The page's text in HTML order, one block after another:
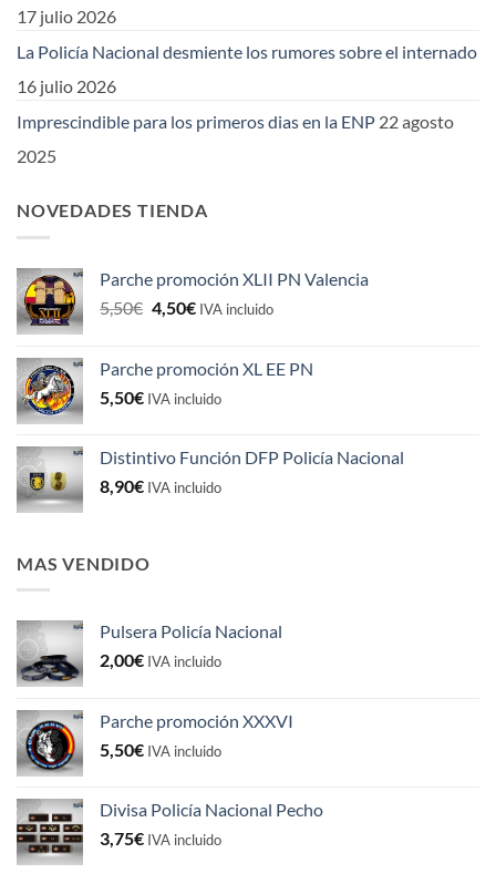
17 julio 2026
La Policía Nacional desmiente los rumores sobre el internado
16 julio 2026
Imprescindible para los primeros dias en la ENP 22 agosto
2025
NOVEDADES TIENDA
Parche promoción XLII PN Valencia
5,50€ El
era:
5,50€.
4,50€El
es:
4,50€.
IVA incluido
Parche promoción XL EE PN
5,50€ IVA incluido
Distintivo Función DFP Policía Nacional
8,90€ IVA incluido
MAS VENDIDO
Pulsera Policía Nacional
2,00€ IVA incluido
Parche promoción XXXVI
5,50€ IVA incluido
Divisa Policía Nacional Pecho
3,75€ IVA incluido